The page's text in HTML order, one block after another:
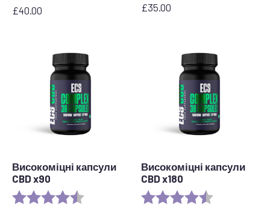
£40.00 £35.00
Високоміцні капсули
CBD x90
Rating: 4.8 out of 5 stars
Високоміцні капсули
CBD x180
Rating: